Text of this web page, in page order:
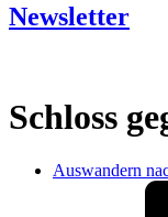
Newsletter
Schloss
Auswandern